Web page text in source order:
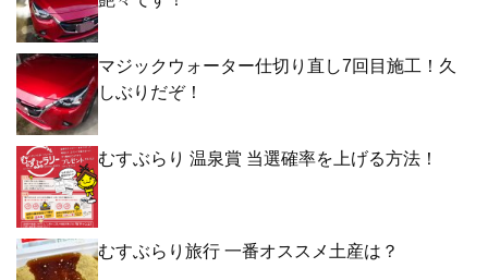
マジックウォーター仕切り直し7回目施工！久
しぶりだぞ！
むすぶらり 温泉賞 当選確率を上げる方法！
むすぶらり旅行 一番オススメ土産は？